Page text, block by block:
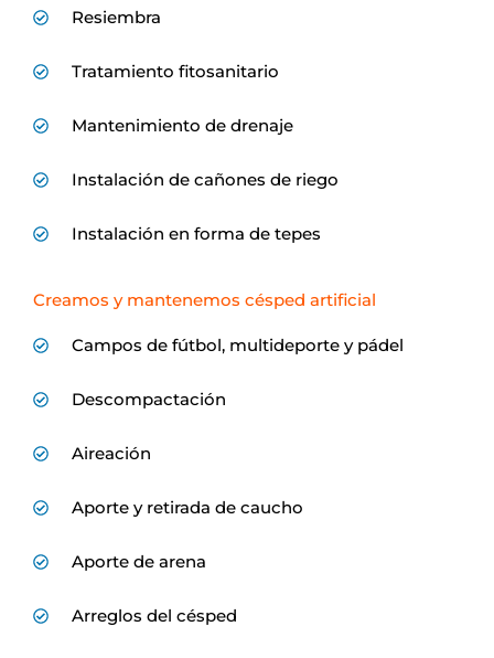
Resiembra
Tratamiento fitosanitario
Mantenimiento de drenaje
Instalación de cañones de riego
Instalación en forma de tepes
Creamos y mantenemos césped artificial
Campos de fútbol, multideporte y pádel
Descompactación
Aireación
Aporte y retirada de caucho
Aporte de arena
Arreglos del césped